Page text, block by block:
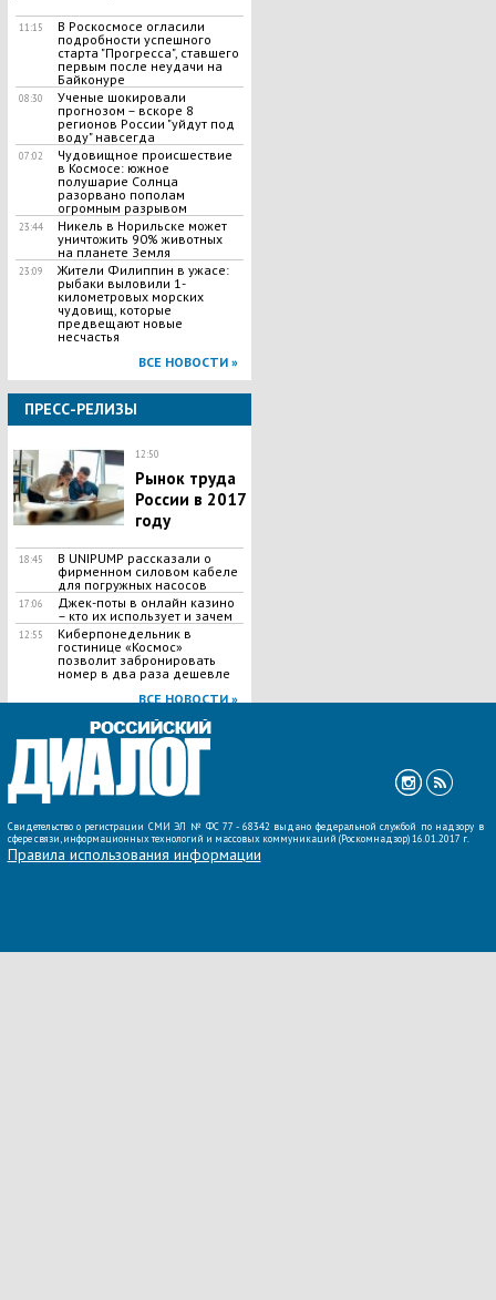
11:15
В Роскосмосе огласили
подробности успешного
старта "Прогресса", ставшего
первым после неудачи на
Байконуре
08:30
Ученые шокировали
прогнозом – вскоре 8
регионов России "уйдут под
воду" навсегда
07:02
Чудовищное происшествие
в Космосе: южное
полушарие Солнца
разорвано пополам
огромным разрывом
23:44
Никель в Норильске может
уничтожить 90% животных
на планете Земля
23:09
Жители Филиппин в ужасе:
рыбаки выловили 1-
километровых морских
чудовищ, которые
предвещают новые
несчастья
ВСЕ НОВОСТИ »
ПРЕСС-РЕЛИЗЫ
12:50
Рынок труда
России в 2017
году
18:45
В UNIPUMP рассказали о
фирменном силовом кабеле
для погружных насосов
17:06
Джек-поты в онлайн казино
– кто их использует и зачем
12:55
Киберпонедельник в
гостинице «Космос»
позволит забронировать
номер в два раза дешевле
ВСЕ НОВОСТИ »
Свидетельство о регистрации СМИ ЭЛ № ФС 77 - 68342 выдано федеральной службой по надзору в
сфере связи, информационных технологий и массовых коммуникаций (Роскомнадзор) 16.01.2017 г.
Правила использования информации